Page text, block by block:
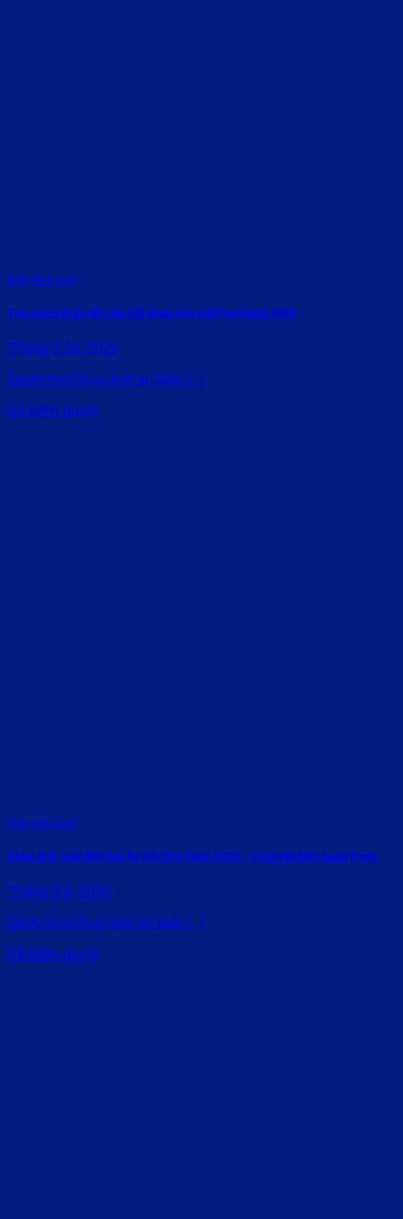
Rate this post
Top concept áo dài cặp đôi chụp ảnh cưới hot trend 2026
Tháng 5 16, 2026
Danh mụcChụp ảnh sự kiện [...]
Đã kiểm duyệt
Rate this post
Chụp ảnh cưới kết hợp du lịch Phú Quốc 2026 – Concept biển sang trọng
Tháng 5 6, 2026
Danh mụcChụp ảnh sự kiện [...]
Đã kiểm duyệt